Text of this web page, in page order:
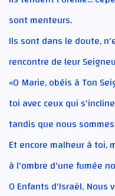
sont menteurs.
Ils sont dans le doute,
rencontre de leur
«O Marie, obéis à Ton
toi avec ceux qui
tandis que nous
Et encore malheur à toi,
à l'ombre d'une fumée
O Enfants d'Israël, Nous